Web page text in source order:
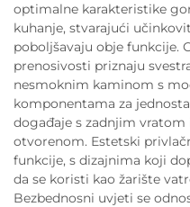
optimalne karakteristike
kuhanje, stvarajući
poboljšavaju obje funkcije.
prenosivosti priznaju
nesmoknim kaminom s
komponentama za
događaje s zadnjim
otvorenom. Estetski
funkcije, s dizajnima koji
da se koristi kao žarište
Bezbednosni uvjeti se